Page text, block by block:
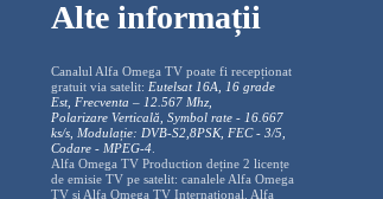
Alte informații
Canalul Alfa Omega TV poate fi recepționat
gratuit via satelit: Eutelsat 16A, 16 grade
Est, Frecventa – 12.567 Mhz,
Polarizare Verticală, Symbol rate - 16.667
ks/s, Modulație: DVB-S2,8PSK, FEC - 3/5,
Codare - MPEG-4.
Alfa Omega TV Production deține 2 licențe
de emisie TV pe satelit: canalele Alfa Omega
TV și Alfa Omega TV Internațional. Alfa